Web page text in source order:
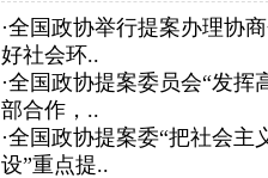
·全国政协举行提案办理协
好社会环..
·全国政协提案委员会“发挥
部合作，..
·全国政协提案委“把社会主
设”重点提..